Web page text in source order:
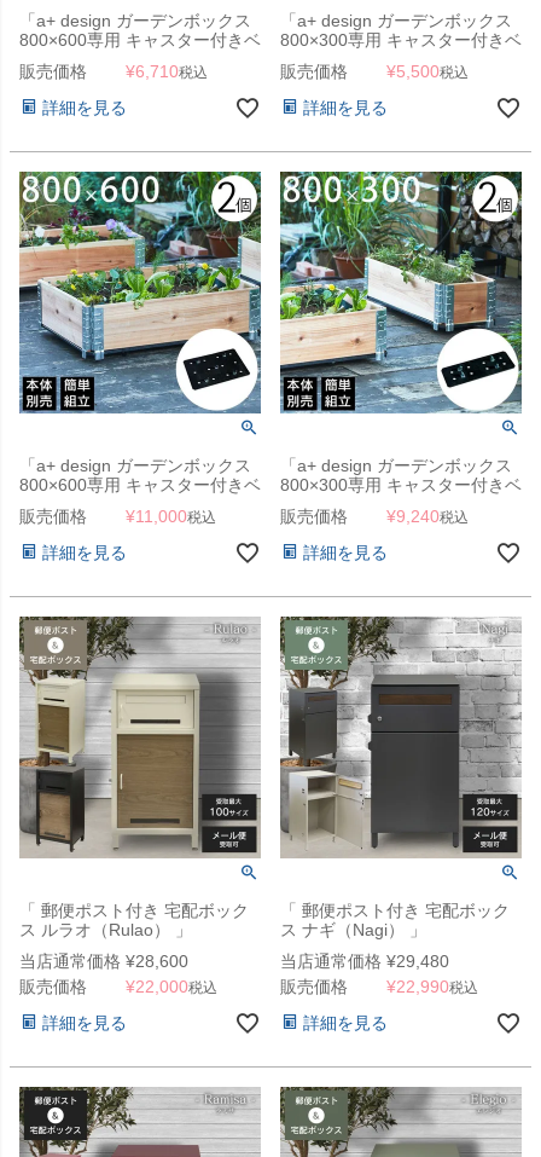
「a+ design ガーデンボックス
800×600専用 キャスター付きベ
ース」
販売価格 ¥6,710税込
詳細を見る
「a+ design ガーデンボックス
800×300専用 キャスター付きベ
ース」
販売価格 ¥5,500税込
詳細を見る
「a+ design ガーデンボックス
800×600専用 キャスター付きベ
ース 2個セット」
販売価格 ¥11,000税込
詳細を見る
「a+ design ガーデンボックス
800×300専用 キャスター付きベ
ース 2個セット」
販売価格 ¥9,240税込
詳細を見る
「 郵便ポスト付き 宅配ボック
ス ルラオ（Rulao） 」
当店通常価格 ¥28,600
販売価格
¥22,000税込
詳細を見る
「 郵便ポスト付き 宅配ボック
ス ナギ（Nagi） 」
当店通常価格 ¥29,480
販売価格
¥22,990税込
詳細を見る